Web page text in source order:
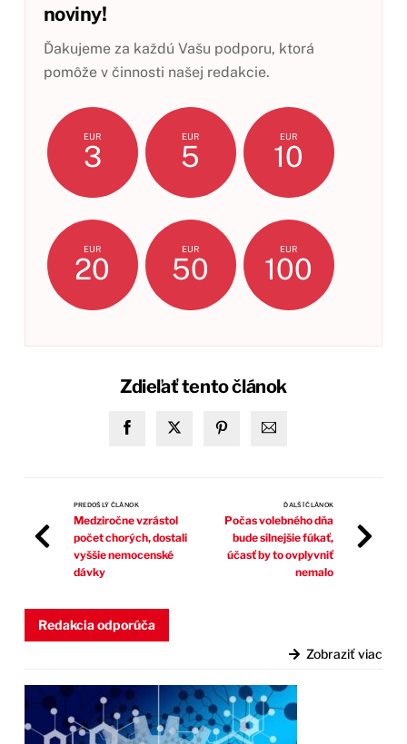
noviny!
Ďakujeme za každú Vašu podporu, ktorá
pomôže v činnosti našej redakcie.
EUR
3
EUR
5
EUR
10
EUR
20
EUR
50
EUR
100
Zdieľať tento článok
PREDOŠLÝ ČLÁNOK
Medziročne vzrástol
počet chorých, dostali
vyššie nemocenské
dávky
ĎALŠÍ ČLÁNOK
Počas volebného dňa
bude silnejšie fúkať,
účasť by to ovplyvniť
nemalo
Redakcia odporúča
Zobraziť viac